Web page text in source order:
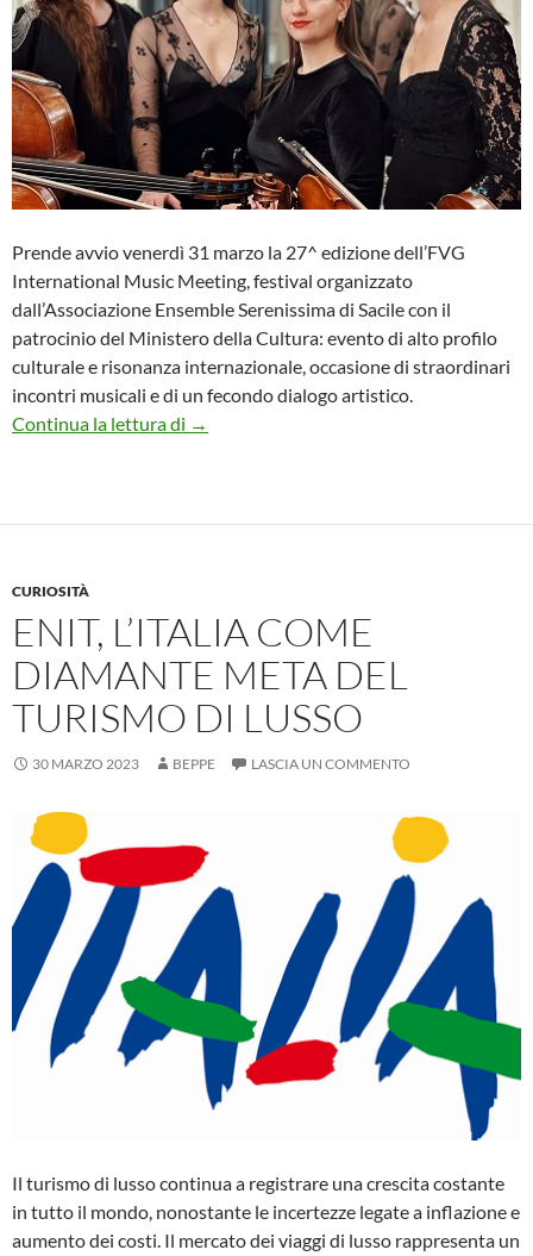
Prende avvio venerdì 31 marzo la 27^ edizione dell’FVG
International Music Meeting, festival organizzato
dall’Associazione Ensemble Serenissima di Sacile con il
patrocinio del Ministero della Cultura: evento di alto profilo
culturale e risonanza internazionale, occasione di straordinari
incontri musicali e di un fecondo dialogo artistico.
Continua la lettura di
XXVII FVG INTERNATIONAL MUSIC
→
CURIOSITÀ
ENIT, L’ITALIA COME
DIAMANTE META DEL
TURISMO DI LUSSO
30 MARZO 2023 BEPPE LASCIA UN COMMENTO
Il turismo di lusso continua a registrare una crescita costante
in tutto il mondo, nonostante le incertezze legate a inflazione e
aumento dei costi. Il mercato dei viaggi di lusso rappresenta un